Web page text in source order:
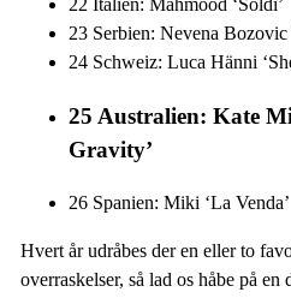
22 Italien: Mahmood ‘Soldi’
23 Serbien: Nevena Bozovic
24 Schweiz: Luca Hänni
25 Australien: Kate
Gravity’
26 Spanien: Miki ‘La Venda’
Hvert år udråbes der en eller to
overraskelser, så lad os håbe på en